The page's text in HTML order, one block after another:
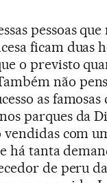
pessoas
ficam duas
o previsto
não
as famosas
parques da
vendidas com
há tanta
de peru